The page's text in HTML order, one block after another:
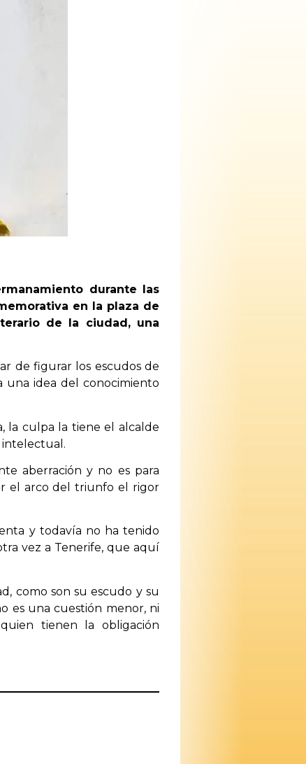
durante las
en la plaza de
de la ciudad, una
de figurar los escudos de
una idea del conocimiento
la culpa la tiene el alcalde
intelectual.
aberración y no es para
el arco del triunfo el rigor
y todavía no ha tenido
vez a Tenerife, que aquí
como son su escudo y su
es una cuestión menor, ni
tienen la obligación